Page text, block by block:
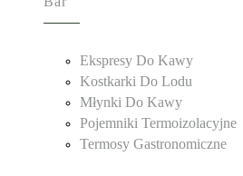
Ekspresy Do Kawy
Kostkarki Do Lodu
Młynki Do Kawy
Pojemniki Termoizolacyjne
Termosy Gastronomiczne